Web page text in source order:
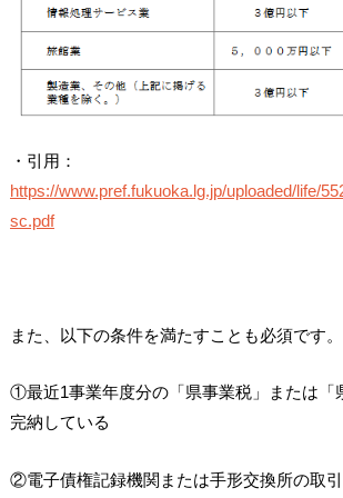
・引用：
https://www.pref.fukuoka.lg.jp/uploaded/life/
sc.pdf
また、以下の条件を満たすことも必須です。
①最近1事業年度分の「県事業税」または「
完納している
②電子債権記録機関または手形交換所の取